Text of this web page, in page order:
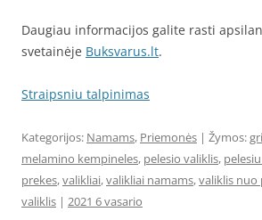
Daugiau informacijos galite rasti
svetainėje Buksvarus.lt.
Straipsniu talpinimas
Kategorijos: Namams, Priemonės | Žymos:
melamino kempineles, pelesio valiklis,
prekes,valikliai,valikliai namams,valiklis nuo
valiklis | 2021 6 vasario